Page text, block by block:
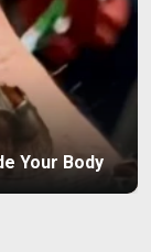
Your Body